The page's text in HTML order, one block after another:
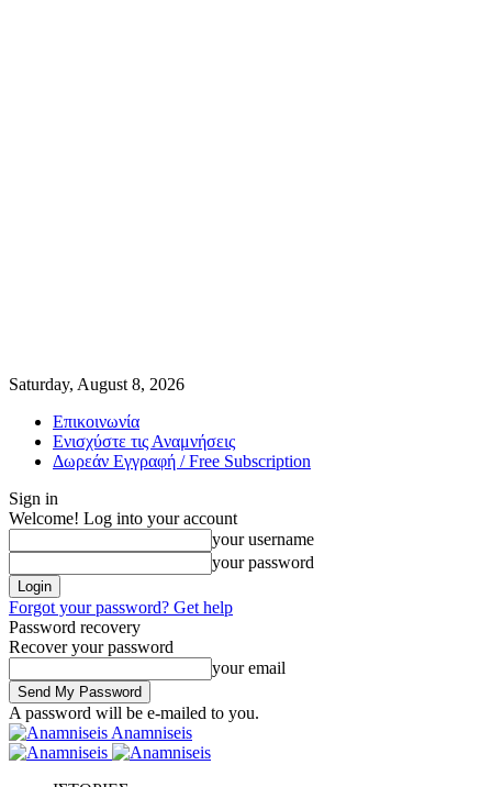
Saturday, August 8, 2026
Επικοινωνία
Ενισχύστε τις Αναμνήσεις
Δωρεάν Εγγραφή / Free Subscription
Sign in
Welcome! Log into your account
your username
your password
Forgot your password? Get help
Password recovery
Recover your password
your email
A password will be e-mailed to you.
Anamniseis